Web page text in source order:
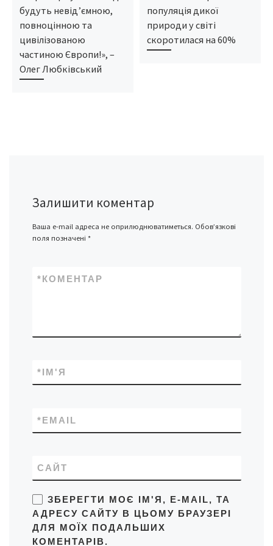
будуть невід’ємною,
повноцінною та
цивілізованою
частиною Європи!», –
Олег Любківський
популяція дикої
природи у світі
скоротилася на 60%
Залишити коментар
Ваша e-mail адреса не оприлюднюватиметься. Обов’язкові
поля позначені *
КОМЕНТАР
*
ІМ'Я
*
EMAIL
*
САЙТ
ЗБЕРЕГТИ МОЄ ІМ'Я, E-MAIL, ТА
АДРЕСУ САЙТУ В ЦЬОМУ БРАУЗЕРІ
ДЛЯ МОЇХ ПОДАЛЬШИХ
КОМЕНТАРІВ.